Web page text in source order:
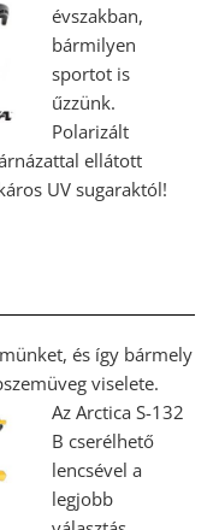
évszakban,
bármilyen
sportot is
űzzünk.
Polarizált
ellátott
UV sugaraktól!
és így bármely
viselete.
Az Arctica S-132
B cserélhető
lencsével a
legjobb